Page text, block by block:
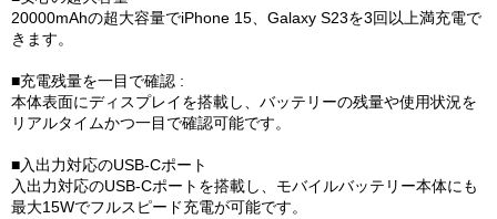
20000mAhの超大容量でiPhone 15、Galaxy S23を3回以上満充電で
きます。
■充電残量を一目で確認 :
本体表面にディスプレイを搭載し、バッテリーの残量や使用状況を
リアルタイムかつ一目で確認可能です。
■入出力対応のUSB-Cポート
入出力対応のUSB-Cポートを搭載し、モバイルバッテリー本体にも
最大15Wでフルスピード充電が可能です。